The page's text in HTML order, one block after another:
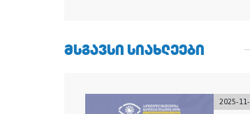
ᲛᲡᲒᲐᲕᲡᲘ ᲡᲘᲐᲮᲚᲔᲔᲑᲘ
2025-